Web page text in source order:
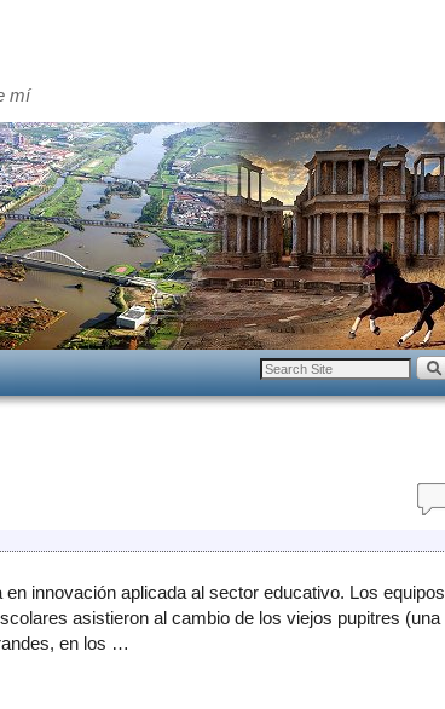
mí
innovación aplicada al sector educativo. Los equipos
asistieron al cambio de los viejos pupitres (una
en los …